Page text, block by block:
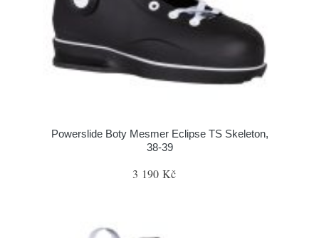
Powerslide Boty Mesmer Eclipse TS Skeleton,
38-39
3 190 Kč